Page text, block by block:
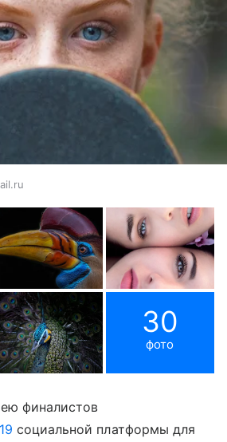
30
фото
финалистов
социальной платформы для